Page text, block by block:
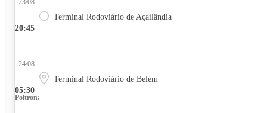
20:45
23/08
Terminal Rodoviário de Açailândia
05:30
24/08
Terminal Rodoviário de Belém
Poltrona